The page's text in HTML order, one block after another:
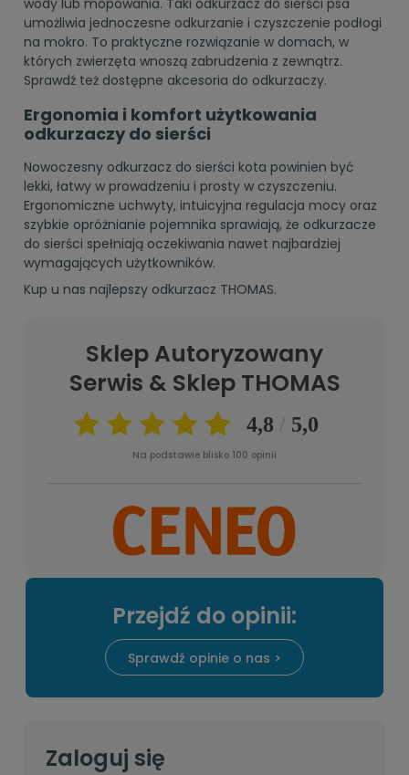
wody lub mopowania. Taki odkurzacz do sierści psa
umożliwia jednoczesne odkurzanie i czyszczenie podłogi
na mokro. To praktyczne rozwiązanie w domach, w
których zwierzęta wnoszą zabrudzenia z zewnątrz.
Sprawdź też dostępne akcesoria do odkurzaczy.
Ergonomia i komfort użytkowania
odkurzaczy do sierści
Nowoczesny odkurzacz do sierści kota powinien być
lekki, łatwy w prowadzeniu i prosty w czyszczeniu.
Ergonomiczne uchwyty, intuicyjna regulacja mocy oraz
szybkie opróżnianie pojemnika sprawiają, że odkurzacze
do sierści spełniają oczekiwania nawet najbardziej
wymagających użytkowników.
Kup u nas najlepszy odkurzacz THOMAS.
Sklep Autoryzowany
Serwis & Sklep THOMAS
Na podstawie blisko 100 opinii
Przejdź do opinii:
Sprawdź opinie o nas >
Zaloguj się